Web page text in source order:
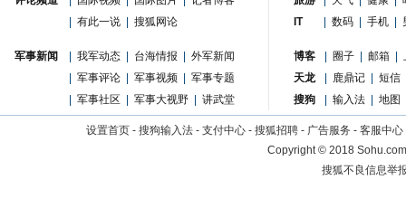
有此一说 搜狐网论
军事新闻 我军动态 台海情报
外军新闻
军事评论 军事视频
军事专题
军事社区 军事大视野 讲武堂
IT
数码 手机
博客 圈子 邮箱
天龙
鹿鼎记
短信
搜狗
输入法 地图
设置首页 - 搜狗输入法 - 支付中心 - 搜狐招聘 - 广告服务 - 客服中心
Copyright©2018
搜狐不良信息举